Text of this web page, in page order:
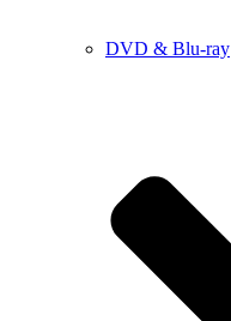
DVD & Blu-ray